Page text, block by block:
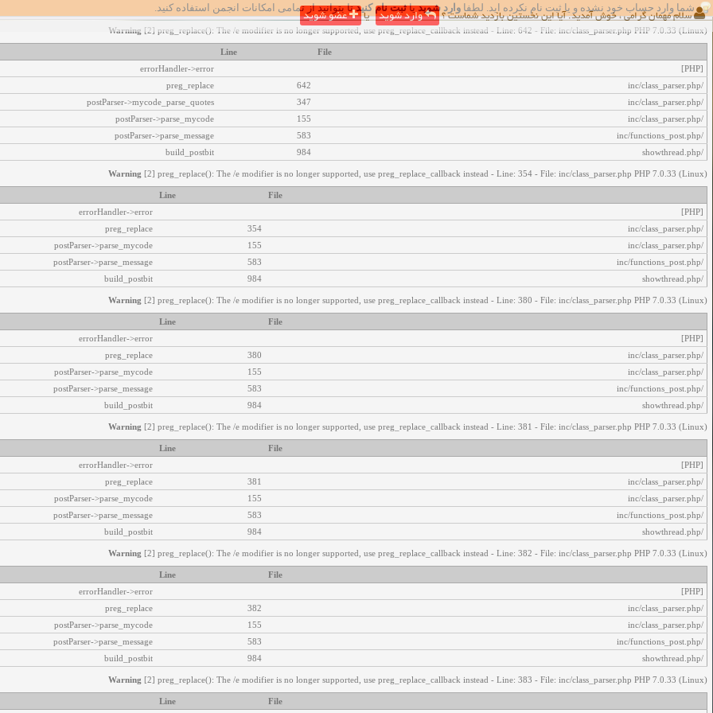
شما وارد حساب خود نشده و یا ثبت نام نکرده اید. لطفا وارد شویدیاثبت نام کنیدتا بتوانید از تمامی امکانات انجمن استفاده کنید. اخطار‌های زیر رخ داد:
Warning [2] preg_replace(): The /e modifier is no longer supported, use preg_replace_callback instead - Line: 642 - File: inc/class_parser.php PHP 7.0.33 (Linux)
File
Line
[PHP]
errorHandler->error
/inc/class_parser.php
642
preg_replace
/inc/class_parser.php
347
postParser->mycode_parse_quotes
/inc/class_parser.php
155
postParser->parse_mycode
/inc/functions_post.php
583
postParser->parse_message
/showthread.php
984
build_postbit
Warning [2] preg_replace(): The /e modifier is no longer supported, use preg_replace_callback instead - Line: 354 - File: inc/class_parser.php PHP 7.0.33 (Linux)
File
Line
[PHP]
errorHandler->error
/inc/class_parser.php
354
preg_replace
/inc/class_parser.php
155
postParser->parse_mycode
/inc/functions_post.php
583
postParser->parse_message
/showthread.php
984
build_postbit
Warning [2] preg_replace(): The /e modifier is no longer supported, use preg_replace_callback instead - Line: 380 - File: inc/class_parser.php PHP 7.0.33 (Linux)
File
Line
[PHP]
errorHandler->error
/inc/class_parser.php
380
preg_replace
/inc/class_parser.php
155
postParser->parse_mycode
/inc/functions_post.php
583
postParser->parse_message
/showthread.php
984
build_postbit
Warning [2] preg_replace(): The /e modifier is no longer supported, use preg_replace_callback instead - Line: 381 - File: inc/class_parser.php PHP 7.0.33 (Linux)
File
Line
[PHP]
errorHandler->error
/inc/class_parser.php
381
preg_replace
/inc/class_parser.php
155
postParser->parse_mycode
/inc/functions_post.php
583
postParser->parse_message
/showthread.php
984
build_postbit
Warning [2] preg_replace(): The /e modifier is no longer supported, use preg_replace_callback instead - Line: 382 - File: inc/class_parser.php PHP 7.0.33 (Linux)
File
Line
[PHP]
errorHandler->error
/inc/class_parser.php
382
preg_replace
/inc/class_parser.php
155
postParser->parse_mycode
/inc/functions_post.php
583
postParser->parse_message
/showthread.php
984
build_postbit
Warning [2] preg_replace(): The /e modifier is no longer supported, use preg_replace_callback instead - Line: 383 - File: inc/class_parser.php PHP 7.0.33 (Linux)
File
Line
سلام مهمان گرامی ، خوش آمدید. آیا این نخستین بازدید شماست ؟ وارد شوید یا عضو شوید